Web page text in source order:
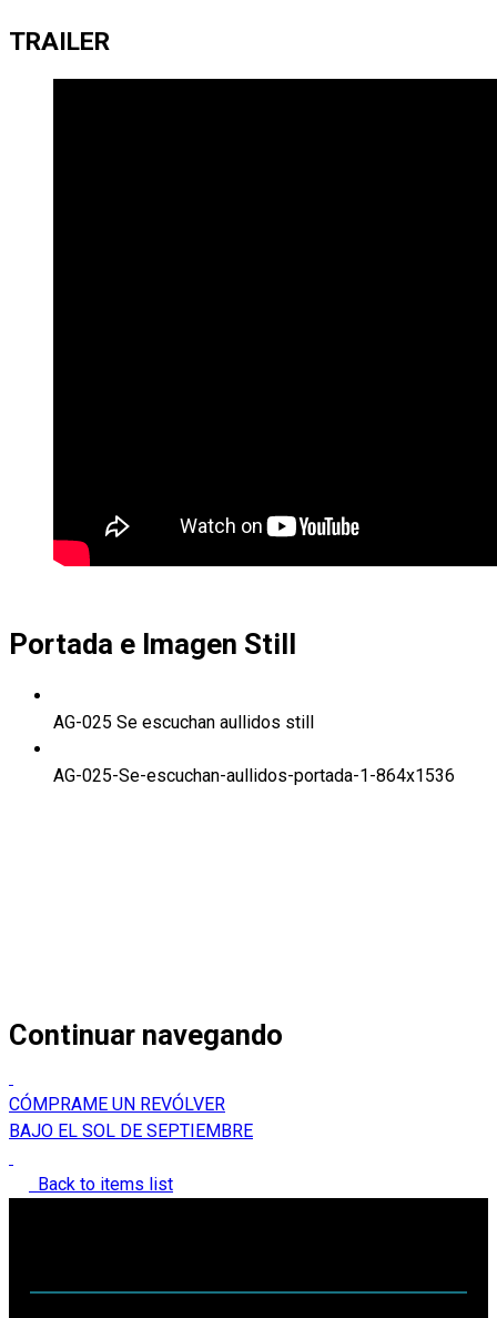
TRAILER
Portada e Imagen Still
AG-025 Se escuchan aullidos still
AG-025-Se-escuchan-aullidos-portada-1-864x1536
Continuar navegando
CÓMPRAME UN REVÓLVER
BAJO EL SOL DE SEPTIEMBRE
Back to items list